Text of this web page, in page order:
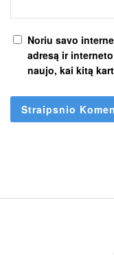
Noriu savo
adresą ir
naujo, kai kitą